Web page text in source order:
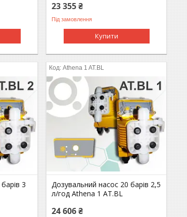
23 355 ₴
Під замовлення
Купити
3
Athena 1 AT.BL
Дозувальний насос 20 барів 2,5
л/год Athena 1 AT.BL
24 606 ₴